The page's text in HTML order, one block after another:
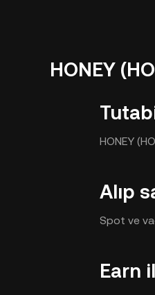
HONEY
HONEY
Alıp
Spot ve
Earn